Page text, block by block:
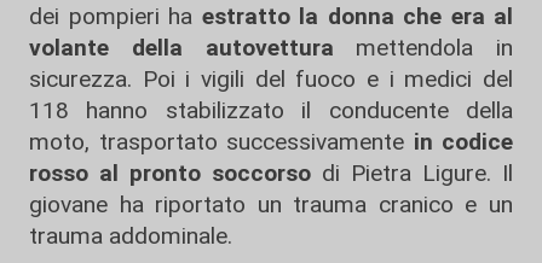
dei pompieri ha estratto la donna che era al
volante della autovettura mettendola in
sicurezza. Poi i vigili del fuoco e i medici del
118 hanno stabilizzato il conducente della
moto, trasportato successivamente in codice
rosso al pronto soccorso di Pietra Ligure. Il
giovane ha riportato un trauma cranico e un
trauma addominale.